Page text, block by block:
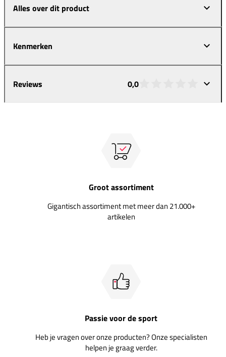
Alles over dit product
Kenmerken
Reviews 0,0
Groot assortiment
Gigantisch assortiment met meer dan 21.000+
artikelen
Passie voor de sport
Heb je vragen over onze producten? Onze specialisten
helpen je graag verder.